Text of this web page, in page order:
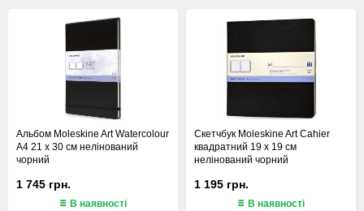
Альбом Moleskine Art Watercolour
А4 21 х 30 см нелінований
чорний
1 745 грн.
В наявності
Скетчбук Moleskine Art Cahier
квадратний 19 х 19 см
нелінований чорний
1 195 грн.
В наявності